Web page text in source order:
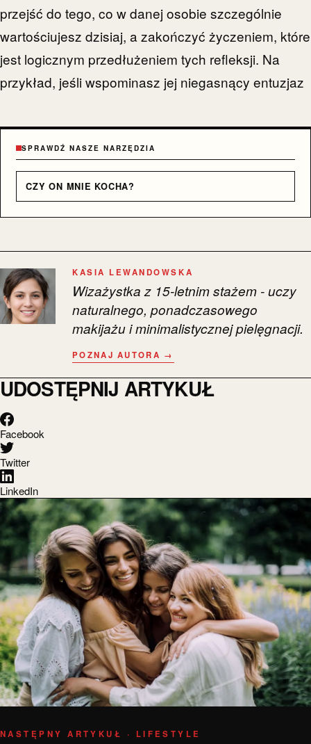
przejść do tego, co w danej osobie szczególnie
wartościujesz dzisiaj, a zakończyć życzeniem, które
jest logicznym przedłużeniem tych refleksji. Na
przykład, jeśli wspominasz jej niegasnący entuzjaz
SPRAWDŹ NASZE NARZĘDZIA
CZY ON MNIE KOCHA?
KASIA LEWANDOWSKA
Wizażystka z 15-letnim stażem - uczy
naturalnego, ponadczasowego
makijażu i minimalistycznej pielęgnacji.
POZNAJ AUTORA →
UDOSTĘPNIJ ARTYKUŁ
Facebook
Twitter
LinkedIn
NASTĘPNY ARTYKUŁ · LIFESTYLE